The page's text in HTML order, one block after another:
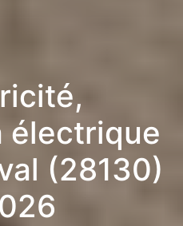
électrique
(28130)